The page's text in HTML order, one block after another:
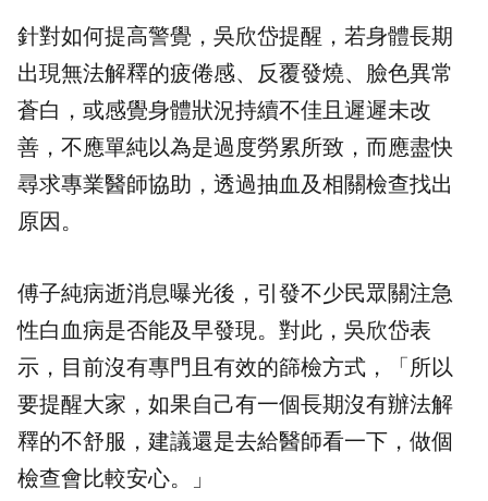
針對如何提高警覺，吳欣岱提醒，若身體長期
出現無法解釋的疲倦感、反覆發燒、臉色異常
蒼白，或感覺身體狀況持續不佳且遲遲未改
善，不應單純以為是過度勞累所致，而應盡快
尋求專業醫師協助，透過抽血及相關檢查找出
原因。
傅子純病逝消息曝光後，引發不少民眾關注急
性白血病是否能及早發現。對此，吳欣岱表
示，目前沒有專門且有效的篩檢方式，「所以
要提醒大家，如果自己有一個長期沒有辦法解
釋的不舒服，建議還是去給醫師看一下，做個
檢查會比較安心。」